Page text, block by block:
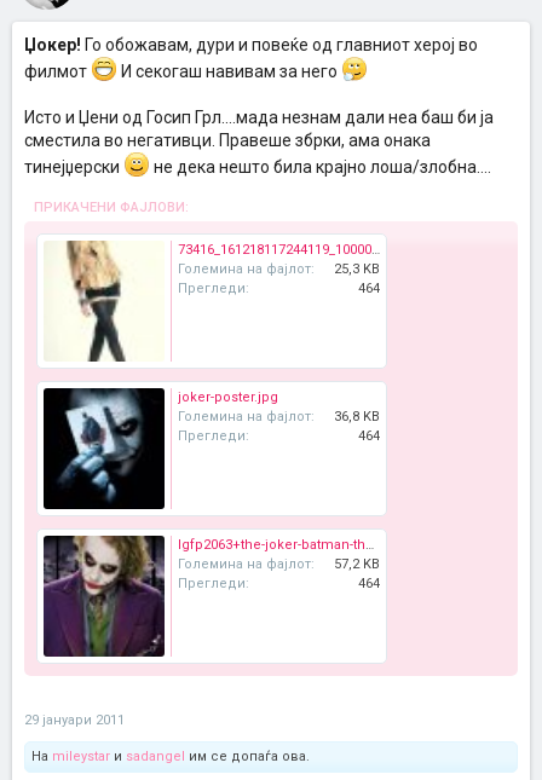
Џокер! Го обожавам, дури и повеќе од главниот херој во
филмот
И секогаш навивам за него
Исто и Џени од Госип Грл....мада незнам дали неа баш би ја
сместила во негативци. Правеше збрки, ама онака
тинејџерски
не дека нешто била крајно лоша/злобна....
ПРИКАЧЕНИ ФАЈЛОВИ:
73416_161218117244119_100000677944428_339365_700961_n.jpg
Големина на фајлот:
25,3 KB
Прегледи:
464
joker-poster.jpg
Големина на фајлот:
36,8 KB
Прегледи:
464
lgfp2063+the-joker-batman-the-dark-knight-poster.jpg
Големина на фајлот:
57,2 KB
Прегледи:
464
29 јануари 2011
На mileystar и sadangel им се допаѓа ова.